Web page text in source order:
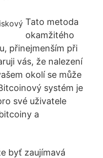
Tato metoda
okamžitého
přinejmenším při
vás, že nalezení
okolí se může
systém je
své uživatele
a
byť zaujímavá